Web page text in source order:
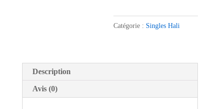
Catégorie : Singles Hali
Description
Avis (0)